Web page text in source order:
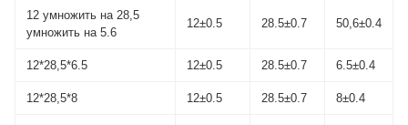
12 умножить на 28,5
умножить на 5.6
12±0.5 28.5±0.7 50,6±0.4
12*28,5*6.5 12±0.5 28.5±0.7 6.5±0.4
12*28,5*8 12±0.5 28.5±0.7 8±0.4